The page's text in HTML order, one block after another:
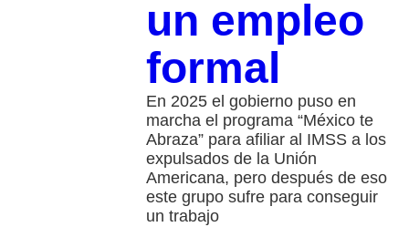
un empleo
formal
En 2025 el gobierno puso en
marcha el programa “México te
Abraza” para afiliar al IMSS a los
expulsados de la Unión
Americana, pero después de eso
este grupo sufre para conseguir
un trabajo